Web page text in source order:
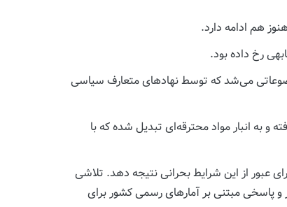
هم ادامه دارد.
می‌شد که توسط نهادهای متعارف سیاسی
و به انبار مواد محترقه‌ای تبدیل شده که با
عبور از این شرایط بحرانی نتیجه دهد. تلاشی
پاسخی مبتنی بر آمارهای رسمی کشور برای